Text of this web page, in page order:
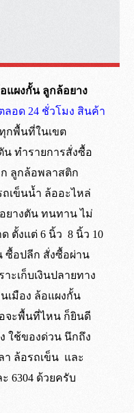
แผงกั้น ลูกล้อยาง
อด 24 ชั่วโมง สินค้า
กพื้นที่ในเขต
น ทำรายการสั่งซื้อ
ลูกล้อพลาสติก
เข็นน้ำ ล้ออะไหล่
ยางตัน ทนทาน ไม่
ตั้งแต่ 6 นิ้ว 8 นิ้ว 10
ซื้อปลีก สั่งซื้อผ่าน
ะเก็บเงินปลายทาง
เมือง ล้อแผงกั้น
จะพื้นที่ไหน ก็ยินดี
ใช้ของด่วน นึกถึง
า ล้อรถเข็น และ
6304 ด้วยครับ